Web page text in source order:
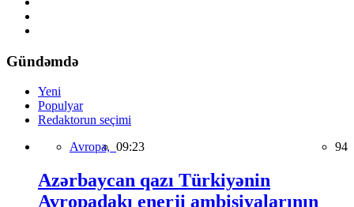
Gündəmdə
Yeni
Populyar
Redaktorun seçimi
Avropa, 09:23 94
Azərbaycan qazı Türkiyənin
Avropadakı enerji ambisiyalarının